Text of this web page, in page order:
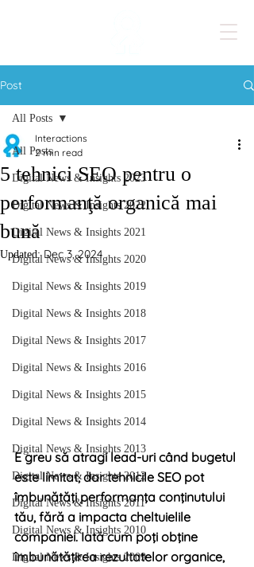
Post
All Posts
Digital News & Insights 2023
Digital News & Insights 2022
Digital News & Insights 2021
Digital News & Insights 2020
Digital News & Insights 2019
Digital News & Insights 2018
Digital News & Insights 2017
Digital News & Insights 2016
Digital News & Insights 2015
Digital News & Insights 2014
Digital News & Insights 2013
Digital News & Insights 2012
Digital News & Insights 2011
Digital News & Insights 2010
Digital News & Insights 2009
All Posts
5 tehnici SEO pentru o
performanţă organică mai
bună
Interactions
2 min read
Updated: Dec 3, 2024
E greu să atragi lead-uri când bugetul
este limitat, dar tehnicile SEO pot
îmbunătăţi performanţa conţinutului
tău, fără a impacta cheltuielile
companiei. Iată cum poţi obţine
îmbunătăţirea rezultatelor organice,